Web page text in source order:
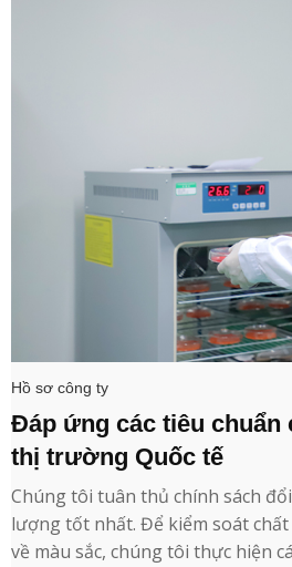
Hồ sơ công ty
Đáp ứng các tiêu chuẩn
thị trường Quốc tế
Chúng tôi tuân thủ chính sách
lượng tốt nhất. Để kiểm soát
về màu sắc, chúng tôi thực hiện